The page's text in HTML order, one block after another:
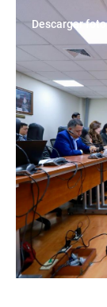
Descargar foto